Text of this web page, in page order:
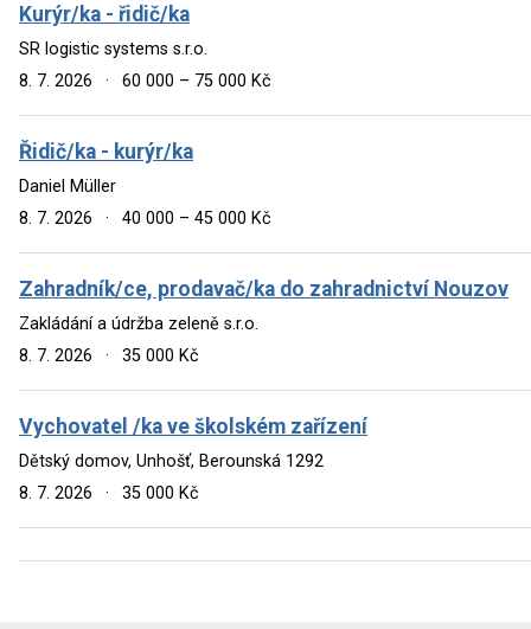
Kurýr/ka - řidič/ka
SR logistic systems s.r.o.
8. 7. 2026
· 60 000 – 75 000 Kč
Řidič/ka - kurýr/ka
Daniel Müller
8. 7. 2026
· 40 000 – 45 000 Kč
Zahradník/ce, prodavač/ka do zahradnictví Nouzov
Zakládání a údržba zeleně s.r.o.
8. 7. 2026
· 35 000 Kč
Vychovatel /ka ve školském zařízení
Dětský domov, Unhošť, Berounská 1292
8. 7. 2026
· 35 000 Kč